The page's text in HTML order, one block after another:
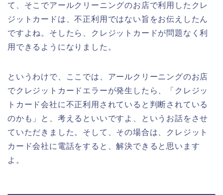
て、そこでアールクリーニングのお店で利用したクレ
ジットカードは、不正利用ではない旨をお伝えしたん
ですよね。そしたら、クレジットカードが問題なく利
用できるようになりました。
というわけで、ここでは、アールクリーニングのお店
でクレジットカードエラーが発生したら、「クレジッ
トカード会社に不正利用されていると判断されている
のかも」と、考えるといいですよ、というお話をさせ
ていただきました。そして、その場合は、クレジット
カード会社に電話をすると、解決できると思います
よ。